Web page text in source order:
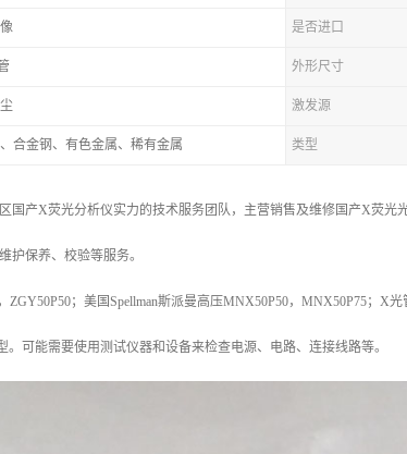
是否进口
外形尺寸
激发源
合金钢、有色金属、稀有金属 类型
国产X荧光分析仪实力的技术服务团队，主营销售及维修国产X荧光
护保养、校验等服务。
；美国Spellman斯派曼高压MNX50P50，MNX50P75；X
可能需要使用测试仪器和设备来检查电源、电路、连接线路等。